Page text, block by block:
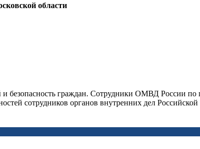
области
безопасность граждан. Сотрудники ОМВД России
сотрудников органов внутренних дел